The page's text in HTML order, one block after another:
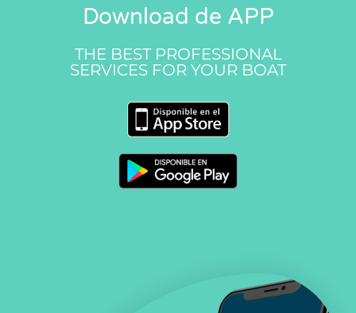
Download de APP
THE BEST PROFESSIONAL
SERVICES FOR YOUR BOAT